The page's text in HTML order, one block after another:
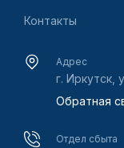
Контакты
Адрес
г. Иркутск,
Обратная
Отдел сбыта